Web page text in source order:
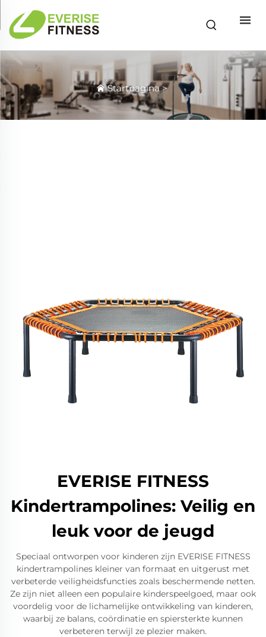
Startpagina>
EVERISE FITNESS
Kindertrampolines: Veilig en
leuk voor de jeugd
Speciaal ontworpen voor kinderen zijn EVERISE FITNESS
kindertrampolines kleiner van formaat en uitgerust met
verbeterde veiligheidsfuncties zoals beschermende netten.
Ze zijn niet alleen een populaire kinderspeelgoed, maar ook
voordelig voor de lichamelijke ontwikkeling van kinderen,
waarbij ze balans, coördinatie en spiersterkte kunnen
verbeteren terwijl ze plezier maken.